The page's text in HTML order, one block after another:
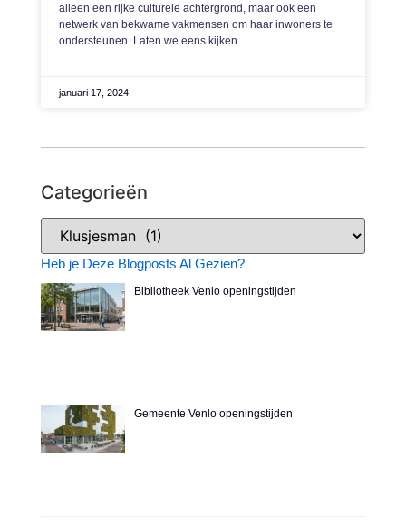
Categorieën
Heb je Deze Blogposts Al Gezien?
Bibliotheek Venlo openingstijden
Gemeente Venlo openingstijden
alleen een rijke culturele achtergrond, maar ook een
netwerk van bekwame vakmensen om haar inwoners te
ondersteunen. Laten we eens kijken
januari 17, 2024